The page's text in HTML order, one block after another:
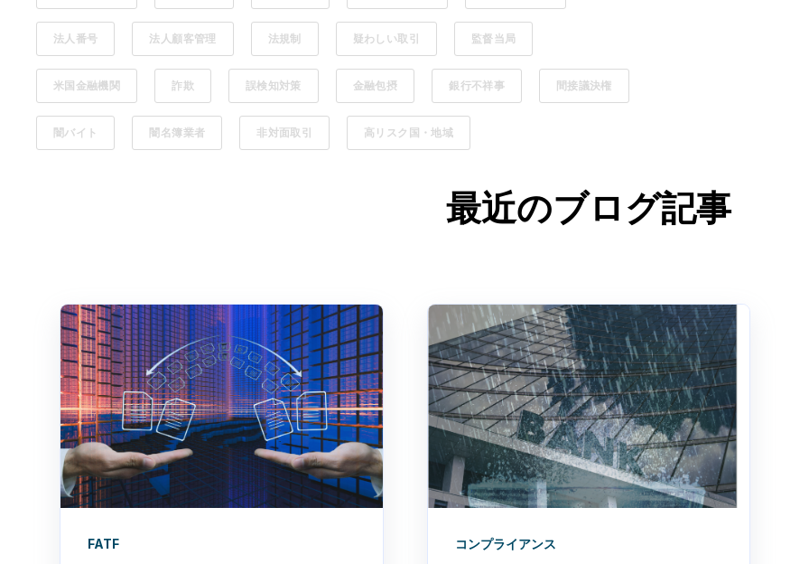
法人番号 法人顧客管理 法規制 疑わしい取引 監督当局
米国金融機関 詐欺 誤検知対策 金融包摂 銀行不祥事 間接議決権
闇バイト 闇名簿業者 非対面取引 高リスク国・地域
最近のブログ記事
FATF コンプライアンス